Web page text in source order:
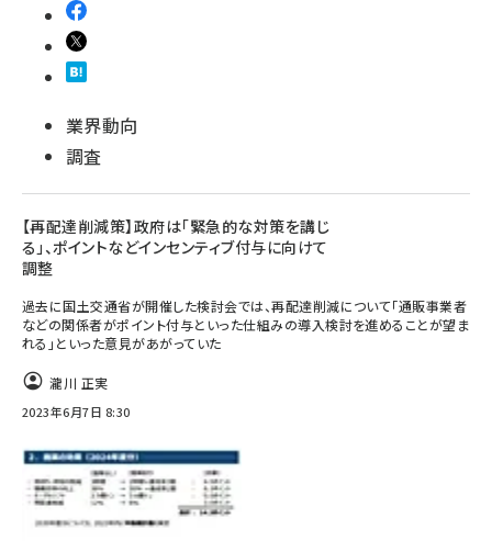
業界動向
調査
【再配達削減策】政府は「緊急的な対策を講じ
る」、ポイントなどインセンティブ付与に向けて
調整
過去に国土交通省が開催した検討会では、再配達削減について「通販事業者
などの関係者がポイント付与といった仕組みの導入検討を進めることが望ま
れる」といった意見があがっていた
瀧川 正実
2023年6月7日 8:30